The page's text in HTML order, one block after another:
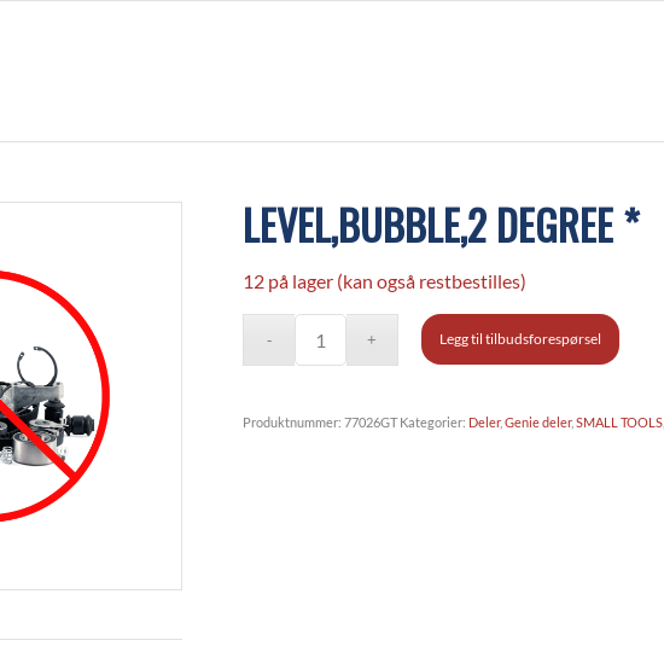
LEVEL,BUBBLE,2 DEGREE *
12 på lager (kan også restbestilles)
Legg til tilbudsforespørsel
Produktnummer:77026GT Kategorier: Deler,Genie deler,SMALL TOOLS